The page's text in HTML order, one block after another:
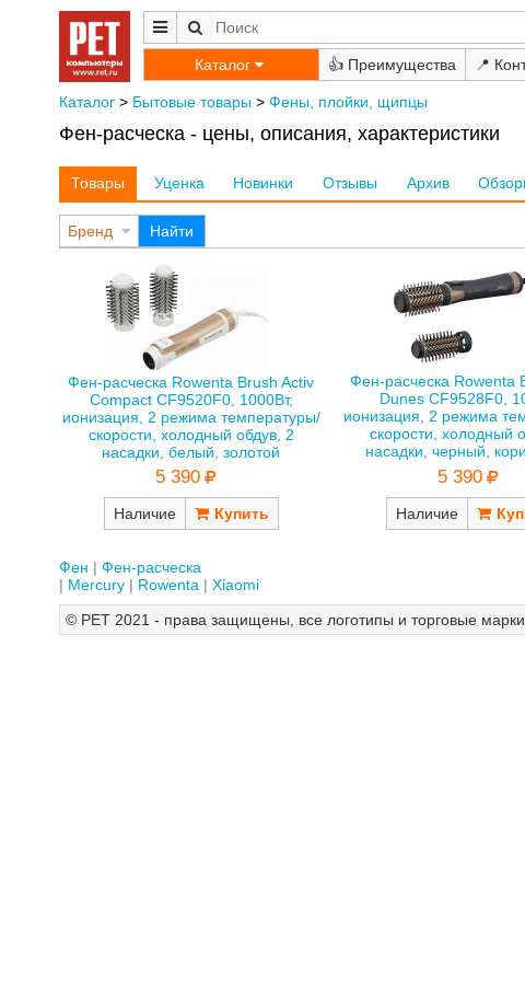
Каталог 👍 📍
Каталог> Бытовые товары> Фены, плойки, щипцы
Фен-расческа - цены, описания, характеристики
Товары Уценка Новинки Отзывы Архив
Бренд Найти
Фен-расческа Rowenta Brush Activ
Compact CF9520F0, 1000Вт,
ионизация, 2 режима температуры/
скорости, холодный обдув, 2
насадки, белый, золотой
5 390
Наличие
Фен-расческа Rowenta
Dunes CF9528F0,
ионизация, 2 режима
скорости, холодный
насадки, черный,
5 390
Наличие
Фен
Фен-расческа
Mercury
Rowenta Xiaomi
© РЕТ 2021 - права защищены, все логотипы и торговые марки